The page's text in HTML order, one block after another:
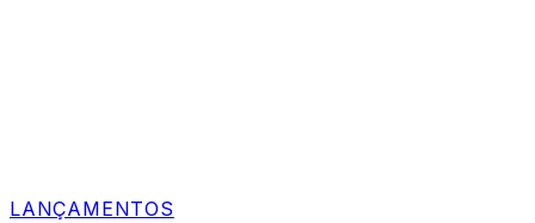
LANÇAMENTOS